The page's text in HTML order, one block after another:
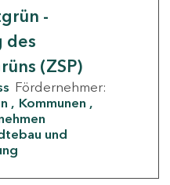
-
des
(ZSP)
Fördernehmer:
Kommunen
und